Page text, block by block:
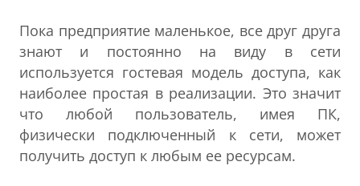
Пока предприятие маленькое, все друг друга
знают и постоянно на виду в сети
используется гостевая модель доступа, как
наиболее простая в реализации. Это значит
что любой пользователь, имея ПК,
физически подключенный к сети, может
получить доступ к любым ее ресурсам.